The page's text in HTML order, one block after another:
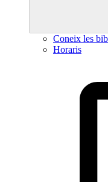
Coneix les
Horaris